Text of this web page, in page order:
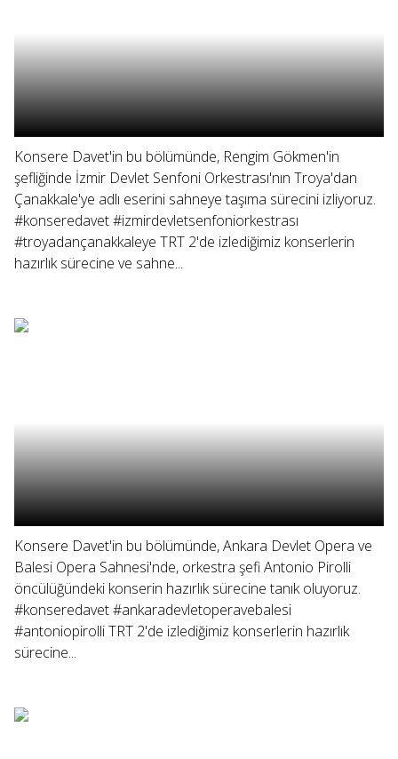
Konsere Davet'in bu bölümünde, Rengim Gökmen'in
şefliğinde İzmir Devlet Senfoni Orkestrası'nın Troya'dan
Çanakkale'ye adlı eserini sahneye taşıma sürecini izliyoruz.
#konseredavet #izmirdevletsenfoniorkestrası
#troyadançanakkaleye TRT 2'de izlediğimiz konserlerin
hazırlık sürecine ve sahne...
Konsere Davet'in bu bölümünde, Ankara Devlet Opera ve
Balesi Opera Sahnesi'nde, orkestra şefi Antonio Pirolli
öncülüğündeki konserin hazırlık sürecine tanık oluyoruz.
#konseredavet #ankaradevletoperavebalesi
#antoniopirolli TRT 2'de izlediğimiz konserlerin hazırlık
sürecine...